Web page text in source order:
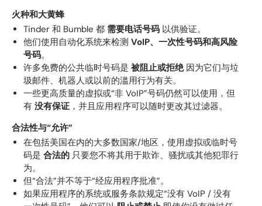
火种和大黄蜂
Tinder 和 Bumble 都 需要电话号码 以供验证。
他们使用自动化系统来检测 VoIP、一次性号码和高风险
号码。
许多免费的公共临时号码是 被阻止或拒绝因为它们与垃
圾邮件、机器人或以前的滥用行为有关。
一些更高质量的虚拟或“非 VoIP”号码仍然可以使用，但
有 没有保证 ，并且应用程序可以随时更改其过滤器。
合法性与“允许”
在包括美国在内的大多数国家/地区，使用虚拟或临时号
码是 合法的 只要您不将其用于欺诈、骚扰或其他犯罪行
为。
但“合法”并不等于“经应用程序批准”。
如果应用程序的系统或服务条款规定“没有 VoIP / 没有